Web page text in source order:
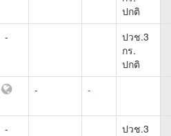
ปกติ
-
ปวช.3
กร.
ปกติ
-
-
-
ปวช.3